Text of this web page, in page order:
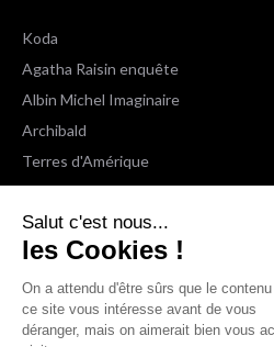
Salut c'est nous...
les Cookies !
On a attendu d'être sûrs que le
ce site vous intéresse avant de vous
déranger, mais on aimerait bien vous
Koda
Agatha Raisin enquête
Albin Michel Imaginaire
Archibald
Terres d'Amérique
Espaces Libres Poche
NOX
Wiz
Voir toutes les collections
Nous suivre